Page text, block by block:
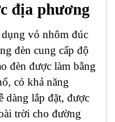
địa phương
dụng vỏ nhôm đúc
đèn cung cấp độ
đèn được làm bằng
có khả năng
dàng lắp đặt, được
trời cho đường